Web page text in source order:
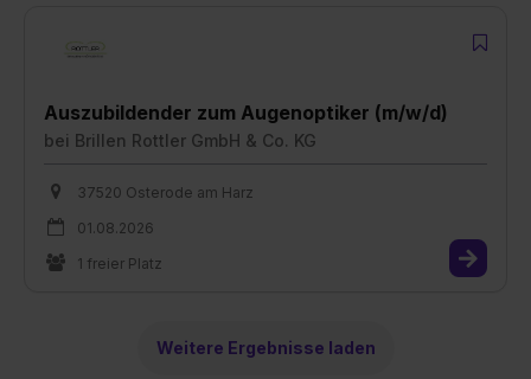
Auszubildender zum Augenoptiker (m/w/d)
bei Brillen Rottler GmbH & Co. KG
37520 Osterode am Harz
01.08.2026
1 freier Platz
Weitere Ergebnisse laden